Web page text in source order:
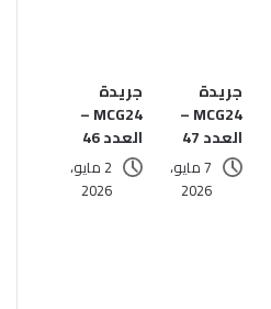
جريدة
MCG24 –
العدد 47
7 مايو،
2026
جريدة
MCG24 –
العدد 46
2 مايو،
2026